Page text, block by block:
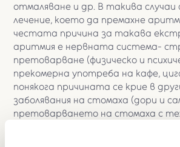
отмаляване и др. В такива случаи
лечение, което да премахне
честата причина за такава
аритмия е нервната система-
претоварване (физическо и
прекомерна употреба на кафе,
понякога причината се крие в
заболявания на стомаха (дори и
претоварването на стомаха с
храни мойе да провокира
щитовидната жлеза, както и